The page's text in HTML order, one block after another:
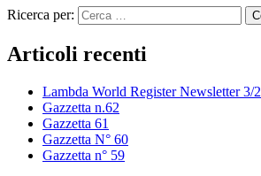
Ricerca per:
Articoli recenti
Lambda World Register Newsletter 3/
Gazzetta n.62
Gazzetta 61
Gazzetta N° 60
Gazzetta n° 59